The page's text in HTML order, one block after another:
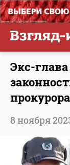
Экс-
8 ноября